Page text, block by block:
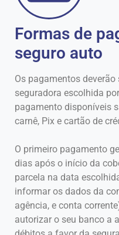
Formas de
seguro auto
Os pagamentos
seguradora escolhida
pagamento disponíveis
carnê, Pix e cartão de
O primeiro pagamento
dias após o início da
parcela na data
informar os dados da
agência, e conta
autorizar o seu banco a